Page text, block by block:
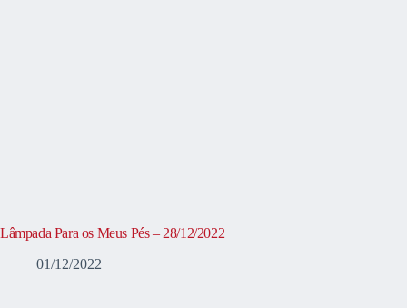
Lâmpada Para os Meus Pés – 28/12/2022
01/12/2022